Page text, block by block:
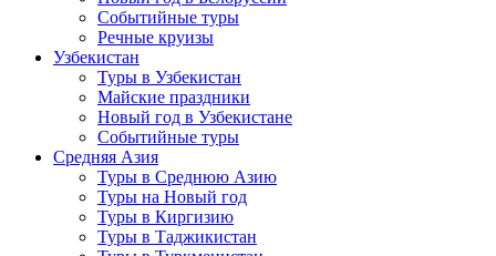
Событийные туры
Речные круизы
Узбекистан
Туры в Узбекистан
Майские праздники
Новый год в Узбекистане
Событийные туры
Средняя Азия
Туры в Среднюю Азию
Туры на Новый год
Туры в Киргизию
Туры в Таджикистан